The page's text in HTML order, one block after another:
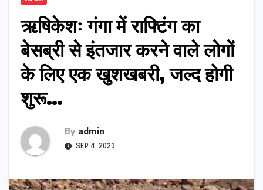
ऋषिकेशः गंगा में राफ्टिंग का
बेसब्री से इंतजार करने वाले लोगों
के लिए एक खुशखबरी, जल्द होगी
शुरू…
By admin
SEP 4, 2023